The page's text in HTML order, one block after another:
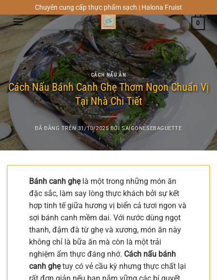
đến
nội
Chuyên cung cấp thực phẩm sạch | Halona Fruist
0
CÁCH NẤU ĂN
Cách Nấu Bánh Canh Ghẹ Thơm Ngon Chuẩn Vị
Tại Nhà Chi Tiết
ĐÃ ĐĂNG TRÊN31/10/2025 BỞISAIGONESEBAGUETTE
Bánh canh ghẹlà một trong những món ăn
đặc sắc, làm say lòng thực khách bởi sự kết
hợp tinh tế giữa hương vị biển cả tươi ngon và
sợi bánh canh mềm dai. Với nước dùng ngọt
thanh, đậm đà từ ghẹ và xương, món ăn này
không chỉ là bữa ăn mà còn là một trải
nghiệm ẩm thực đáng nhớ. Cách nấu bánh
canh ghẹtuy có vẻ cầu kỳ nhưng thực chất lại